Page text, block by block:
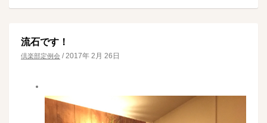
流石です！
倶楽部定例会 / 2017年 2月 26日